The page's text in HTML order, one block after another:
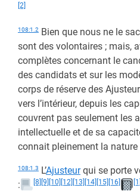
[2]
108:1.2 Bien que nous ne le
sont des volontaires ; mais,
complètes concernant le
des candidats et sur les
corps de réserve des
vers l’intérieur, depuis les
couvrent pas seulement les
intellectuelle et de sa
connait pleinement la nature
108:1.3 L’Ajusteurqui se porte
:
[8] [9] [10] [12] [13] [14] [15] [16] [1]